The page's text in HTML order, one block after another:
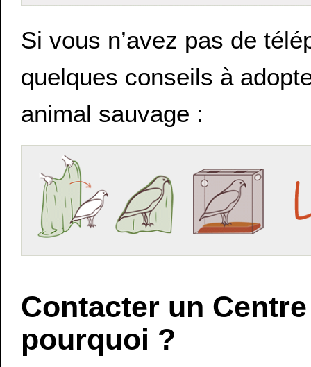
Si vous n’avez pas de
quelques conseils à
animal sauvage :
Contacter un
pourquoi ?